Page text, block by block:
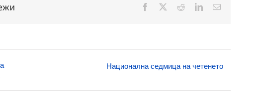
Facebook RedditLinkedInЕлектронна
Национална седмица на четенето